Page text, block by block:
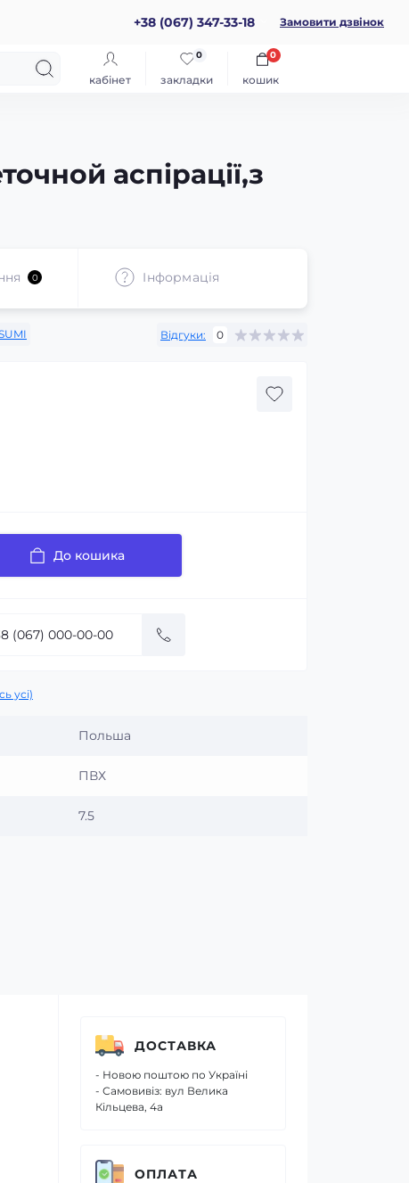
+38 (067) 347-33-18 Замовити дзвінок
кабінет закладки
0
кошик
0
аспірації,з
0 Iнформація
Відгуки: 0
До кошика
усі)
Польша
ПВХ
7.5
ДОСТАВКА
- Новою поштою по Україні
- Самовивіз: вул Велика
Кільцева, 4а
ОПЛАТА